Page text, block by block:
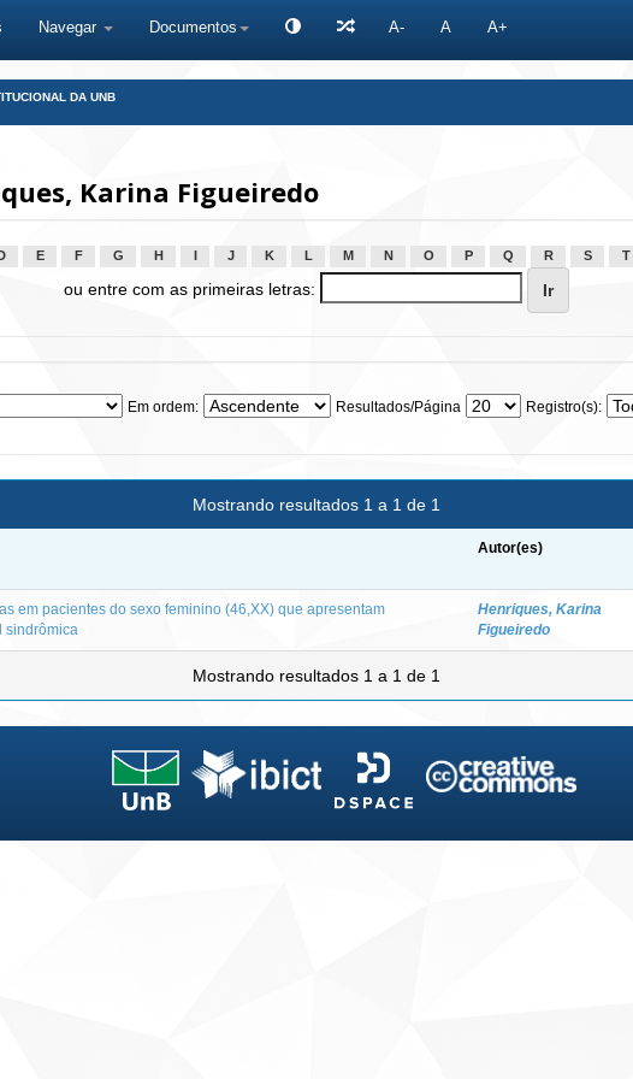
Navegar Documentos A- A A+
DA UNB
Karina Figueiredo
D E F G H J K L M N O P Q R S T
ou entre com as primeiras letras:
Em ordem: Resultados/Página Registro(s):
Mostrando resultados 1 a 1 de 1
Autor(es)
em pacientes do sexo feminino (46,XX) que apresentam
sindrômica
Henriques, Karina
Figueiredo
Mostrando resultados 1 a 1 de 1